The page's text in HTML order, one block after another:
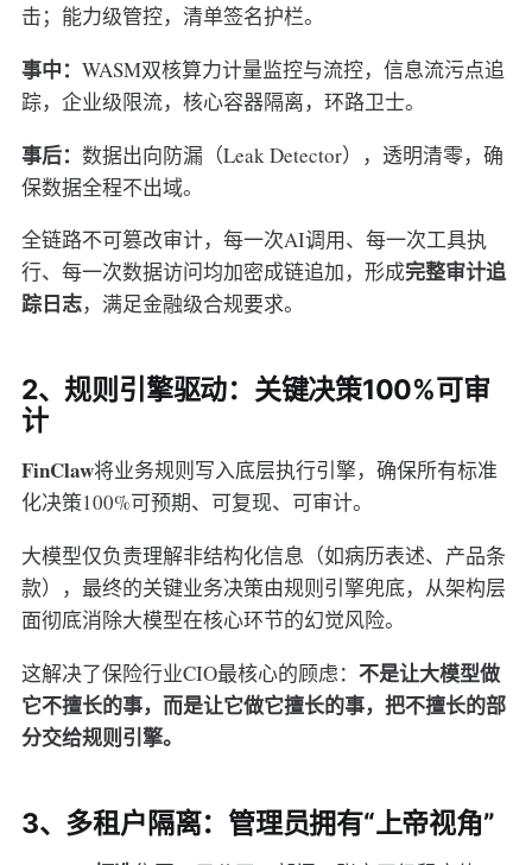
击；能力级管控，清单签名护栏。
事中： WASM双核算力计量监控与流控，信息流污点追
踪，企业级限流，核心容器隔离，环路卫士。
事后： 数据出向防漏（Leak Detector），透明清零，确
保数据全程不出域。
全链路不可篡改审计，每一次AI调用、每一次工具执
行、每一次数据访问均加密成链追加，形成完整审计追
踪日志，满足金融级合规要求。
2、规则引擎驱动：关键决策100%可审
计
FinClaw将业务规则写入底层执行引擎，确保所有标准
化决策100%可预期、可复现、可审计。
大模型仅负责理解非结构化信息（如病历表述、产品条
款），最终的关键业务决策由规则引擎兜底，从架构层
面彻底消除大模型在核心环节的幻觉风险。
这解决了保险行业CIO最核心的顾虑： 不是让大模型做
它不擅长的事，而是让它做它擅长的事，把不擅长的部
分交给规则引擎。
3、多租户隔离：管理员拥有“上帝视角”